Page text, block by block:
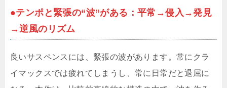
●テンポと緊張の“波”がある：平常→侵入→発見
→逆風のリズム
良いサスペンスには、緊張の波があります。常にクラ
イマックスでは疲れてしまうし、常に日常だと退屈に